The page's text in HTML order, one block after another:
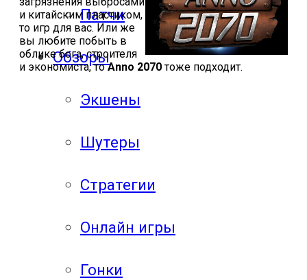
Патчи
Обзоры
Экшены
Шутеры
Стратегии
Онлайн игры
Гонки
и китайским пластиком,
то игр для вас. Или же
вы любите побыть в
облике бога, строителя
и экономиста, тоAnno 2070тоже подходит.